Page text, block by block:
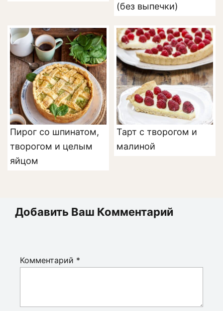
(без выпечки)
Пирог со шпинатом,
творогом и целым
яйцом
Тарт с творогом и
малиной
Добавить Ваш Комментарий
Комментарий *